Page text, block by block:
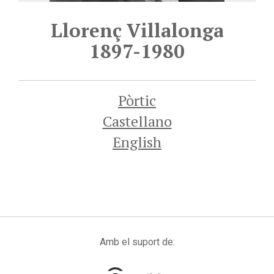
Llorenç Villalonga
1897-1980
Pòrtic
Castellano
English
Amb el suport de: